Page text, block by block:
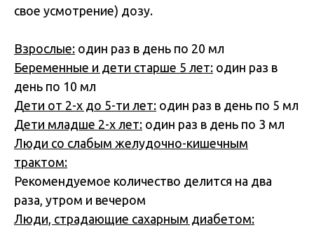
свое усмотрение) дозу.
Взрослые: один раз в день по 20 мл
Беременные и дети старше 5 лет: один раз в
день по 10 мл
Дети от 2-х до 5-ти лет: один раз в день по 5 мл
Дети младше 2-х лет: один раз в день по 3 мл
Люди со слабым желудочно-кишечным
трактом:
Рекомендуемое количество делится на два
раза, утром и вечером
Люди, страдающие сахарным диабетом: